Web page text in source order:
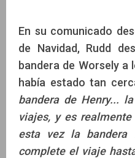
En su comunicado
de Navidad, Rudd
bandera de Worsely a
había estado tan
bandera de Henry...
viajes, y es
esta vez la
complete el viaje